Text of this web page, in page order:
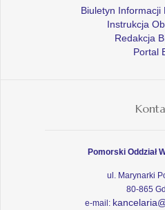
Biuletyn Informacji
Instrukcja
Redakcja
Portal
Pomorski Oddział
ul. Marynarki
80-865
e-mail: